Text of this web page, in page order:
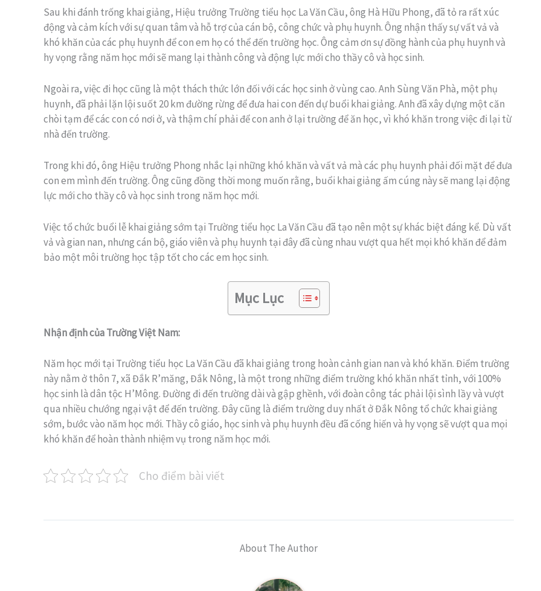
Sau khi đánh trống khai giảng, Hiệu trưởng Trường tiểu học La Văn Cầu, ông Hà Hữu Phong, đã tỏ ra rất xúc
động và cảm kích với sự quan tâm và hỗ trợ của cán bộ, công chức và phụ huynh. Ông nhận thấy sự vất vả và
khó khăn của các phụ huynh để con em họ có thể đến trường học. Ông cảm ơn sự đồng hành của phụ huynh và
hy vọng rằng năm học mới sẽ mang lại thành công và động lực mới cho thầy cô và học sinh.
Ngoài ra, việc đi học cũng là một thách thức lớn đối với các học sinh ở vùng cao. Anh Sùng Văn Phà, một phụ
huynh, đã phải lặn lội suốt 20 km đường rừng để đưa hai con đến dự buổi khai giảng. Anh đã xây dựng một căn
chòi tạm để các con có nơi ở, và thậm chí phải để con anh ở lại trường để ăn học, vì khó khăn trong việc đi lại từ
nhà đến trường.
Trong khi đó, ông Hiệu trưởng Phong nhắc lại những khó khăn và vất vả mà các phụ huynh phải đối mặt để đưa
con em mình đến trường. Ông cũng đồng thời mong muốn rằng, buổi khai giảng ấm cúng này sẽ mang lại động
lực mới cho thầy cô và học sinh trong năm học mới.
Việc tổ chức buổi lễ khai giảng sớm tại Trường tiểu học La Văn Cầu đã tạo nên một sự khác biệt đáng kể. Dù vất
vả và gian nan, nhưng cán bộ, giáo viên và phụ huynh tại đây đã cùng nhau vượt qua hết mọi khó khăn để đảm
bảo một môi trường học tập tốt cho các em học sinh.
Mục Lục
Nhận định của Trường Việt Nam:
Năm học mới tại Trường tiểu học La Văn Cầu đã khai giảng trong hoàn cảnh gian nan và khó khăn. Điểm trường
này nằm ở thôn 7, xã Đắk R’măng, Đắk Nông, là một trong những điểm trường khó khăn nhất tỉnh, với 100%
học sinh là dân tộc H’Mông. Đường đi đến trường dài và gập ghềnh, với đoàn công tác phải lội sình lầy và vượt
qua nhiều chướng ngại vật để đến trường. Đây cũng là điểm trường duy nhất ở Đắk Nông tổ chức khai giảng
sớm, bước vào năm học mới. Thầy cô giáo, học sinh và phụ huynh đều đã cống hiến và hy vọng sẽ vượt qua mọi
khó khăn để hoàn thành nhiệm vụ trong năm học mới.
Cho điểm bài viết
About The Author